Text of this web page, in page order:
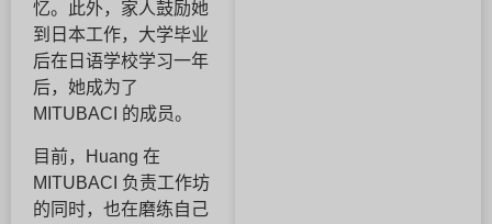
忆。此外，家人鼓励她
到日本工作，大学毕业
后在日语学校学习一年
后，她成为了
MITUBACI 的成员。
目前，Huang 在
MITUBACI 负责工作坊
的同时，也在磨练自己